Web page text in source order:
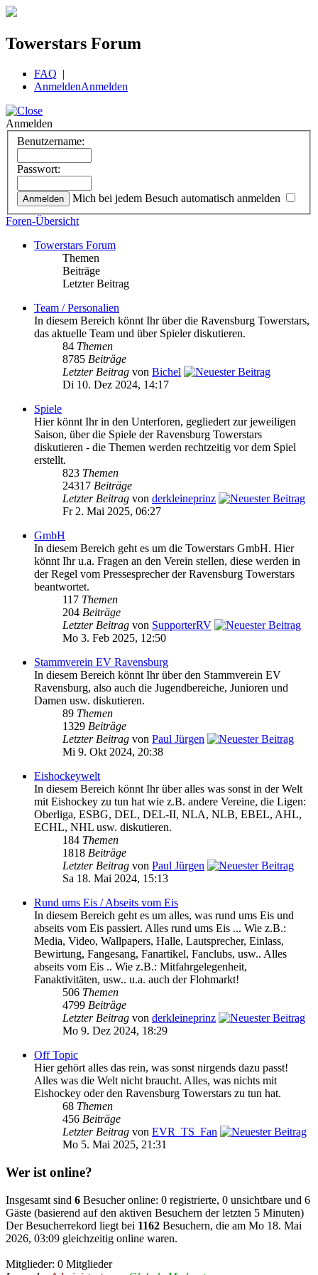
Towerstars Forum
FAQ |
AnmeldenAnmelden
Anmelden
Benutzername:
Passwort:
Mich bei jedem Besuch automatisch anmelden
Foren-Übersicht
Towerstars Forum
Themen
Beiträge
Letzter Beitrag
Team / Personalien
In diesem Bereich könnt Ihr über die Ravensburg Towerstars,
das aktuelle Team und über Spieler diskutieren.
84 Themen
8785 Beiträge
Letzter Beitrag von Bichel
Di 10. Dez 2024, 14:17
Spiele
Hier könnt Ihr in den Unterforen, gegliedert zur jeweiligen
Saison, über die Spiele der Ravensburg Towerstars
diskutieren - die Themen werden rechtzeitig vor dem Spiel
erstellt.
823 Themen
24317 Beiträge
Letzter Beitrag von derkleineprinz
Fr 2. Mai 2025, 06:27
GmbH
In diesem Bereich geht es um die Towerstars GmbH. Hier
könnt Ihr u.a. Fragen an den Verein stellen, diese werden in
der Regel vom Pressesprecher der Ravensburg Towerstars
beantwortet.
117 Themen
204 Beiträge
Letzter Beitrag von SupporterRV
Mo 3. Feb 2025, 12:50
Stammverein EV Ravensburg
In diesem Bereich könnt Ihr über den Stammverein EV
Ravensburg, also auch die Jugendbereiche, Junioren und
Damen usw. diskutieren.
89 Themen
1329 Beiträge
Letzter Beitrag von Paul Jürgen
Mi 9. Okt 2024, 20:38
Eishockeywelt
In diesem Bereich könnt Ihr über alles was sonst in der Welt
mit Eishockey zu tun hat wie z.B. andere Vereine, die Ligen:
Oberliga, ESBG, DEL, DEL-II, NLA, NLB, EBEL, AHL,
ECHL, NHL usw. diskutieren.
184 Themen
1818 Beiträge
Letzter Beitrag von Paul Jürgen
Sa 18. Mai 2024, 15:13
Rund ums Eis / Abseits vom Eis
In diesem Bereich geht es um alles, was rund ums Eis und
abseits vom Eis passiert. Alles rund ums Eis ... Wie z.B.:
Media, Video, Wallpapers, Halle, Lautsprecher, Einlass,
Bewirtung, Fangesang, Fanartikel, Fanclubs, usw.. Alles
abseits vom Eis .. Wie z.B.: Mitfahrgelegenheit,
Fanaktivitäten, usw.. u.a. auch der Flohmarkt!
506 Themen
4799 Beiträge
Letzter Beitrag von derkleineprinz
Mo 9. Dez 2024, 18:29
Off Topic
Hier gehört alles das rein, was sonst nirgends dazu passt!
Alles was die Welt nicht braucht. Alles, was nichts mit
Eishockey oder den Ravensburg Towerstars zu tun hat.
68 Themen
456 Beiträge
Letzter Beitrag von EVR_TS_Fan
Mo 5. Mai 2025, 21:31
Wer ist online?
Insgesamt sind 6 Besucher online: 0 registrierte, 0 unsichtbare und 6
Gäste (basierend auf den aktiven Besuchern der letzten 5 Minuten)
Der Besucherrekord liegt bei 1162 Besuchern, die am Mo 18. Mai
2026, 03:09 gleichzeitig online waren.
Mitglieder: 0 Mitglieder